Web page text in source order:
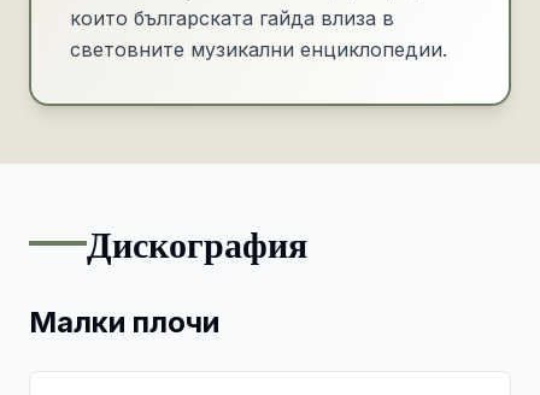
които българската гайда влиза в
световните музикални енциклопедии.
Дискография
Малки плочи